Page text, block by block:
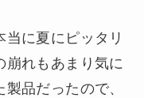
に夏にピッタリ
崩れもあまり気に
品だったので、